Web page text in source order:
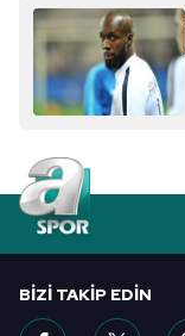
BIZI TAKIP EDIN